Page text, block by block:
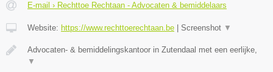
E-mail › Rechttoe Rechtaan - Advocaten & bemiddelaars
Website: https://www.rechttoerechtaan.be Screenshot ▼
Advocaten- & bemiddelingskantoor in Zutendaal met een eerlijke,
▼